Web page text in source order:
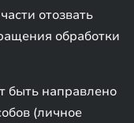
отозвать
обработки
быть направлено
(личное